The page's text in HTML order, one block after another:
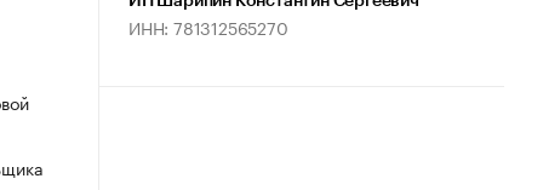
ИНН: 781312565270